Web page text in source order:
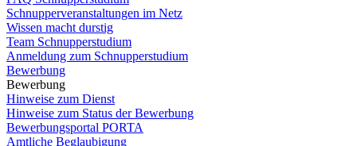
Schnupperveranstaltungen im Netz
Wissen macht durstig
Team Schnupperstudium
Anmeldung zum Schnupperstudium
Bewerbung
Bewerbung
Hinweise zum Dienst
Hinweise zum Status der Bewerbung
Bewerbungsportal PORTA
Amtliche Beglaubigung